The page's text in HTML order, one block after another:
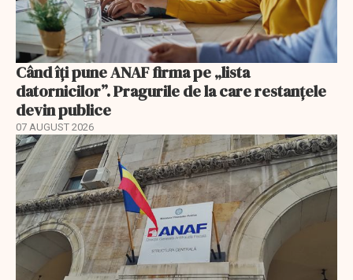
Când îți pune ANAF firma pe „lista
datornicilor”. Pragurile de la care restanțele
devin publice
07 AUGUST 2026